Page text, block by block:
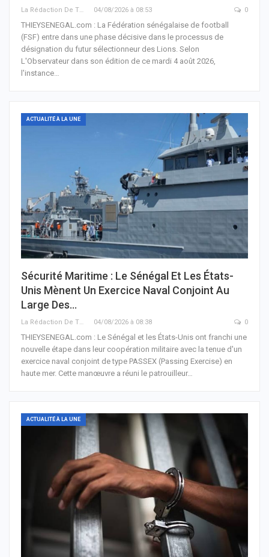
La Rédaction De THIEYSENEGAL.com 04/08/2026 à 08:53 0
THIEYSENEGAL.com : La Fédération sénégalaise de football
(FSF) entre dans une phase décisive dans le processus de
désignation du futur sélectionneur des Lions. Selon
L'Observateur dans son édition de ce mardi 4 août 2026,
l'instance…
ACTUALITÉ À LA UNE
Sécurité Maritime : Le Sénégal Et Les États-
Unis Mènent Un Exercice Naval Conjoint Au
Large Des…
La Rédaction De THIEYSENEGAL.com 04/08/2026 à 08:38 0
THIEYSENEGAL.com : Le Sénégal et les États-Unis ont franchi une
nouvelle étape dans leur coopération militaire avec la tenue d'un
exercice naval conjoint de type PASSEX (Passing Exercise) en
haute mer. Cette manœuvre a réuni le patrouilleur…
ACTUALITÉ À LA UNE